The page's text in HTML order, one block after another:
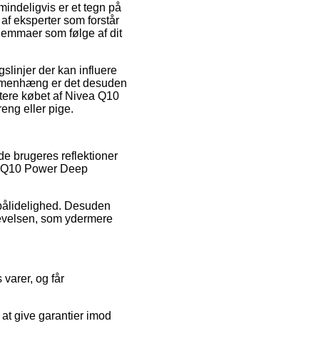
er et tegn på
eksperter som forstår
som følge af dit
der kan influere
er det desuden
købet af Nivea Q10
eller pige.
brugeres reflektioner
Power Deep
Desuden
som ydermere
og får
give garantier imod